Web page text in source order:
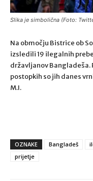
Slika je simbolična (Foto:
Na območju Bistrice ob
izsledili 19 ilegalnih
državljanov Bangladeša.
postopkih so jih danes
M.I.
OZNAKE Bangladeš
prijetje